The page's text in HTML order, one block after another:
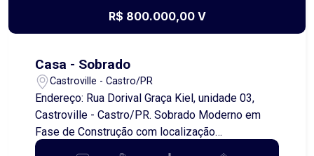
R$ 800.000,00 V
Casa - Sobrado
Castroville - Castro/PR
Endereço: Rua Dorival Graça Kiel, unidade 03,
Castroville - Castro/PR. Sobrado Moderno em
Fase de Construção com localização
Privilegiada! Se você busca conforto,